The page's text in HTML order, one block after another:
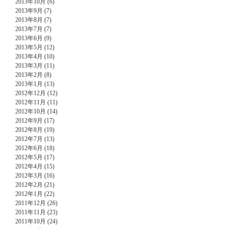
2013年10月 (6)
2013年9月 (7)
2013年8月 (7)
2013年7月 (7)
2013年6月 (9)
2013年5月 (12)
2013年4月 (10)
2013年3月 (11)
2013年2月 (8)
2013年1月 (13)
2012年12月 (12)
2012年11月 (11)
2012年10月 (14)
2012年9月 (17)
2012年8月 (19)
2012年7月 (13)
2012年6月 (18)
2012年5月 (17)
2012年4月 (15)
2012年3月 (16)
2012年2月 (21)
2012年1月 (22)
2011年12月 (26)
2011年11月 (23)
2011年10月 (24)